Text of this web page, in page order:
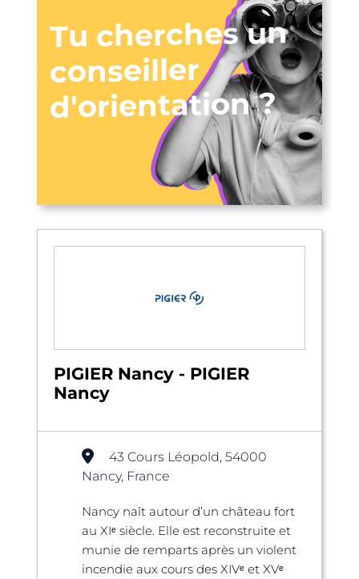
Tu cherches un
conseiller
d'orientation ?
PIGIER Nancy - PIGIER
Nancy
43 Cours Léopold, 54000
Nancy, France
Nancy naît autour d’un château fort
au XIᵉ siècle. Elle est reconstruite et
munie de remparts après un violent
incendie aux cours des XIVᵉ et XVᵉ